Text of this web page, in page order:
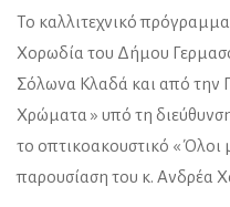
Το καλλιτεχνικό
Χορωδία του Δήμου
Σόλωνα Κλαδά και από την
Χρώματα » υπό τη
το οπτικοακουστικό « Όλοι
παρουσίαση του κ. Ανδρέα